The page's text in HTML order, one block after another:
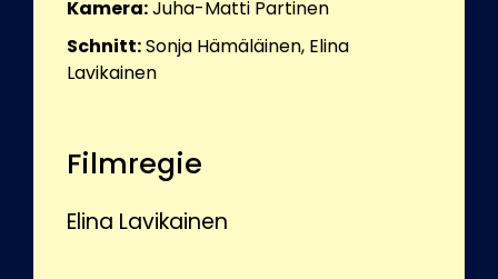
Kamera:Juha-Matti Partinen
Schnitt:Sonja Hämäläinen, Elina
Lavikainen
Filmregie
Elina Lavikainen